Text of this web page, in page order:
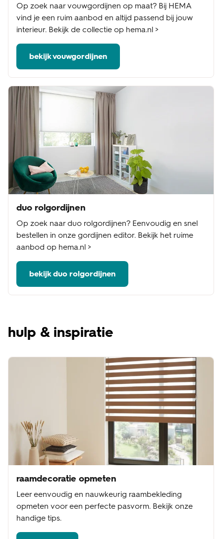
Op zoek naar vouwgordijnen op maat? Bij HEMA
vind je een ruim aanbod en altijd passend bij jouw
interieur. Bekijk de collectie op hema.nl >
bekijk vouwgordijnen
duo rolgordijnen
Op zoek naar duo rolgordijnen? Eenvoudig en snel
bestellen in onze gordijnen editor. Bekijk het ruime
aanbod op hema.nl >
bekijk duo rolgordijnen
hulp & inspiratie
raamdecoratie opmeten
Leer eenvoudig en nauwkeurig raambekleding
opmeten voor een perfecte pasvorm. Bekijk onze
handige tips.